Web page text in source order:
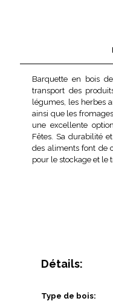
Barquette en bois
transport des
légumes, les herbes
ainsi que les
une excellente
Fêtes. Sa durabilité
des aliments font de
pour le stockage et le
Détails:
Type de bois: